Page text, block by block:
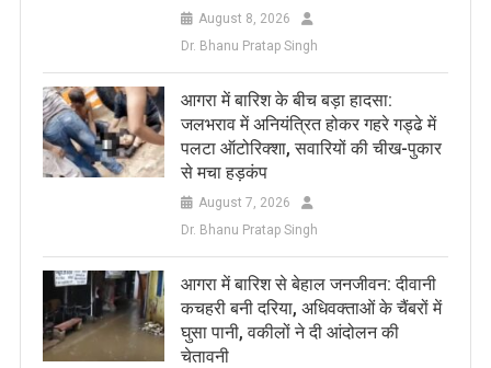
August 8, 2026
Dr. Bhanu Pratap Singh
आगरा में बारिश के बीच बड़ा हादसा:
जलभराव में अनियंत्रित होकर गहरे गड्ढे में
पलटा ऑटोरिक्शा, सवारियों की चीख-पुकार
से मचा हड़कंप
August 7, 2026
Dr. Bhanu Pratap Singh
आगरा में बारिश से बेहाल जनजीवन: दीवानी
कचहरी बनी दरिया, अधिवक्ताओं के चैंबरों में
घुसा पानी, वकीलों ने दी आंदोलन की
चेतावनी